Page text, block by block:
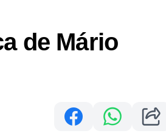
de Mário